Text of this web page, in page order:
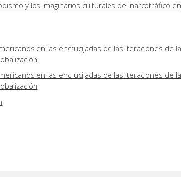
y los imaginarios culturales del narcotráfico en
en las encrucijadas de las iteraciones de la
en las encrucijadas de las iteraciones de la